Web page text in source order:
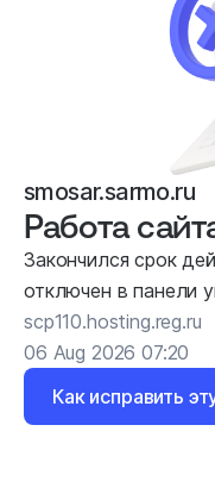
smosar.sarmo.ru
Работа
Закончился срок
отключен в панели
scp110.hosting.reg.ru
06 Aug 2026 07:20
Как исправить